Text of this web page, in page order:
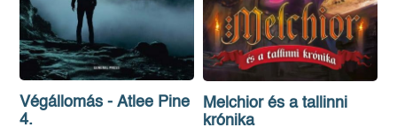
Végállomás - Atlee Pine
4.
Melchior és a tallinni
krónika